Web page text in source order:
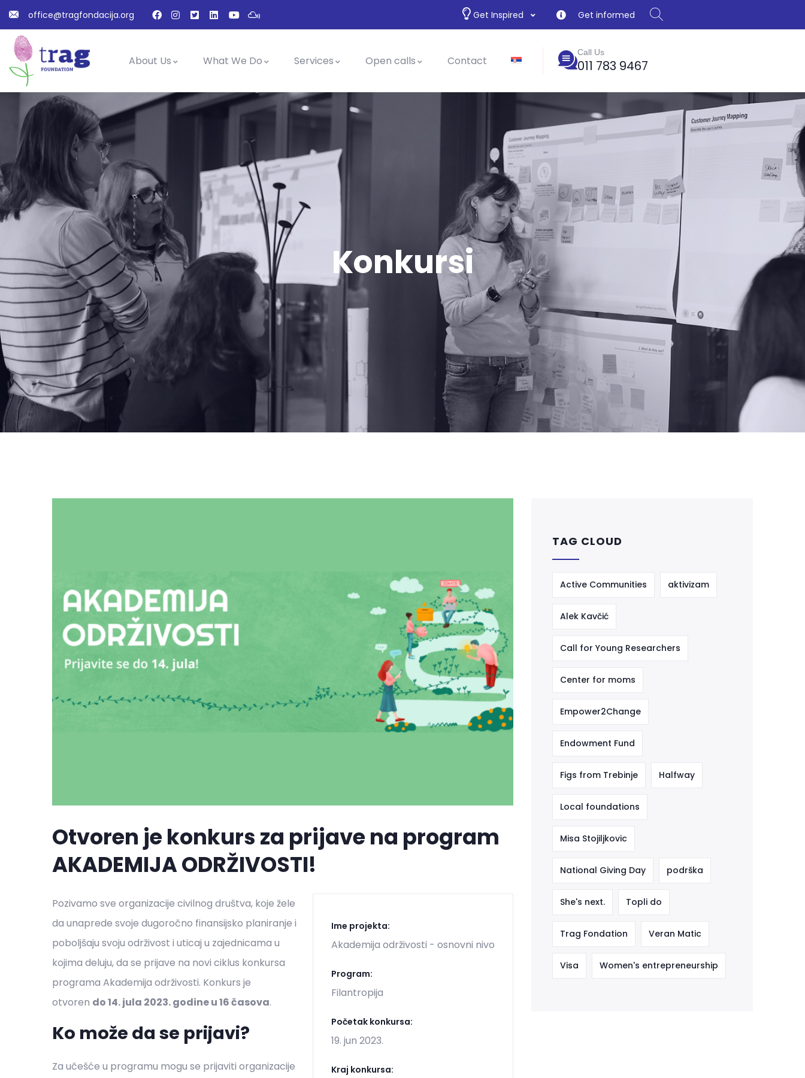
office@tragfondacija.org Get informed
Get Inspired
About Us What We Do Services Open calls Contact
Call Us
011 783 9467
Konkursi
Otvoren je konkurs za prijave na program
AKADEMIJA ODRŽIVOSTI!
Ime projekta:
Akademija održivosti - osnovni nivo
Program:
Filantropija
Početak konkursa:
19. jun 2023.
Kraj konkursa:
Pozivamo sve organizacije civilnog društva, koje žele
da unaprede svoje dugoročno finansijsko planiranje i
poboljšaju svoju održivost i uticaj u zajednicama u
kojima deluju, da se prijave na novi ciklus konkursa
programa Akademija održivosti. Konkurs je
otvoren do 14. jula 2023. godine u 16 časova.
Ko može da se prijavi?
Za učešće u programu mogu se prijaviti organizacije
TAG CLOUD
Active Communities aktivizam
Alek Kavčić
Call for Young Researchers
Center for moms
Empower2Change
Endowment Fund
Figs from Trebinje Halfway
Local foundations
Misa Stojiljkovic
National Giving Day podrška
She's next. Topli do
Trag Fondation Veran Matic
Visa Women's entrepreneurship